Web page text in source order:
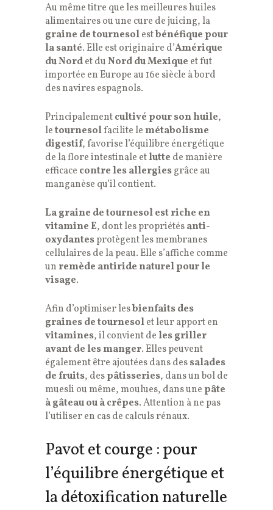
Au même titre que les meilleures huiles
alimentaires ou une cure de juicing, la
graine de tournesolestbénéfique pour
la santé. Elle est originaire d’Amérique
du Nordet duNord du Mexique et fut
importée en Europe au 16e siècle à bord
des navires espagnols.
Principalementcultivé pour son huile,
letournesolfacilite le métabolisme
digestif, favorise l’équilibre énergétique
de la flore intestinale etlutte de manière
efficace contre les allergiesgrâce au
manganèse qu’il contient.
La graine de tournesol est riche en
vitamine E, dont les propriétésanti-
oxydantesprotègent les membranes
cellulaires de la peau. Elle s’affiche comme
unremède antiride naturel pour le
visage.
Afin d’optimiser lesbienfaits des
graines de tournesolet leur apport en
vitamines, il convient de les griller
avant de les manger. Elles peuvent
également être ajoutées dans dessalades
de fruits, despâtisseries, dans un bol de
muesli ou même, moulues, dans une pâte
à gâteau ou à crêpes. Attention à ne pas
l’utiliser en cas de calculs rénaux.
Pavot et courge : pour
l’équilibre énergétique et
la détoxification naturelle